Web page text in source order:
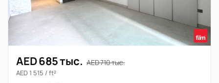
AED 685 тыс. AED 710 тыс.
AED 1 515 / ft²